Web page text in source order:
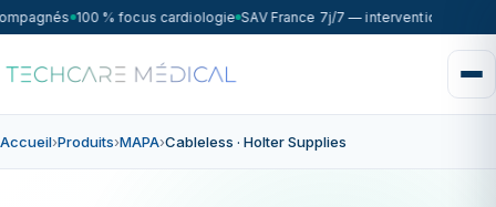
100 % focus cardiologie SAV France 7j/7 — intervention sous
Accueil›Produits›MAPA›Cableless · Holter Supplies